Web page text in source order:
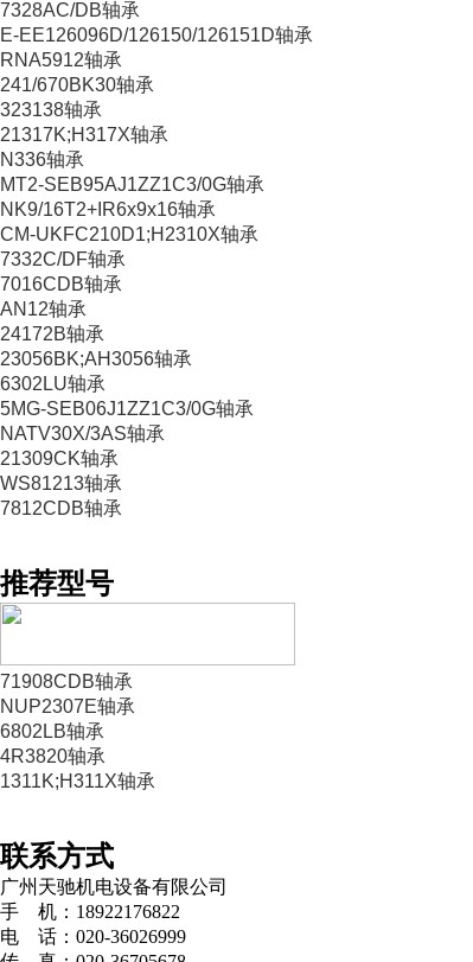
7328AC/DB轴承
E-EE126096D/126150/126151D轴承
RNA5912轴承
241/670BK30轴承
323138轴承
21317K;H317X轴承
N336轴承
MT2-SEB95AJ1ZZ1C3/0G轴承
NK9/16T2+IR6x9x16轴承
CM-UKFC210D1;H2310X轴承
7332C/DF轴承
7016CDB轴承
AN12轴承
24172B轴承
23056BK;AH3056轴承
6302LU轴承
5MG-SEB06J1ZZ1C3/0G轴承
NATV30X/3AS轴承
21309CK轴承
WS81213轴承
7812CDB轴承
推荐型号
71908CDB轴承
NUP2307E轴承
6802LB轴承
4R3820轴承
1311K;H311X轴承
联系方式
广州天驰机电设备有限公司
手 机：18922176822
电 话：020-36026999